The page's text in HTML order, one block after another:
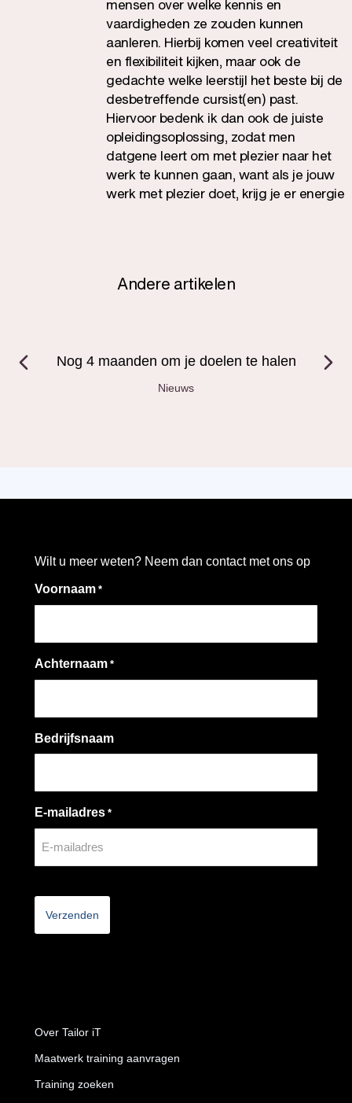
mensen over welke kennis en
vaardigheden ze zouden kunnen
aanleren. Hierbij komen veel creativiteit
en flexibiliteit kijken, maar ook de
gedachte welke leerstijl het beste bij de
desbetreffende cursist(en) past.
Hiervoor bedenk ik dan ook de juiste
opleidingsoplossing, zodat men
datgene leert om met plezier naar het
werk te kunnen gaan, want als je jouw
werk met plezier doet, krijg je er energie
Andere artikelen
Nog 4 maanden om je doelen te halen
Nieuws
Over Tailor iT
Maatwerk training aanvragen
Training zoeken
Wilt u meer weten? Neem dan contact met ons op
Voornaam *
Achternaam *
Bedrijfsnaam
E-mailadres *